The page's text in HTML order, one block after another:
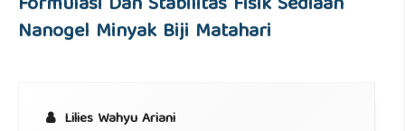
Nanogel Minyak Biji Matahari
Lilies Wahyu Ariani